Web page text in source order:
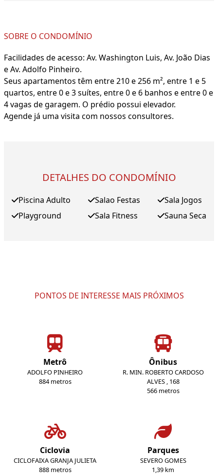
SOBRE O CONDOMÍNIO
Facilidades de acesso: Av. Washington Luis, Av. João Dias
e Av. Adolfo Pinheiro.
Seus apartamentos têm entre 210 e 256 m², entre 1 e 5
quartos, entre 0 e 3 suítes, entre 0 e 6 banhos e entre 0 e
4 vagas de garagem. O prédio possui elevador.
Agende já uma visita com nossos consultores.
DETALHES DO CONDOMÍNIO
Piscina Adulto
Playground
Salao Festas
Sala Fitness
Sala Jogos
Sauna Seca
PONTOS DE INTERESSE MAIS PRÓXIMOS
Metrô
ADOLFO PINHEIRO
884 metros
Ônibus
R. MIN. ROBERTO CARDOSO
ALVES , 168
566 metros
Ciclovia
CICLOFAIXA GRANJA JULIETA
888 metros
Parques
SEVERO GOMES
1,39 km